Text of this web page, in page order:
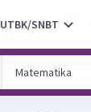
UTBK/SNBT